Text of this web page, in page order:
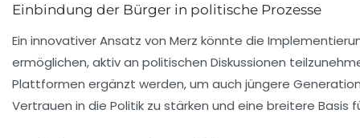
Einbindung der Bürger in politische Prozesse
Ein innovativer Ansatz von Merz könnte die
ermöglichen, aktiv an politischen Diskussionen
Plattformen ergänzt werden, um auch jüngere
Vertrauen in die Politik zu stärken und eine breitere Basis